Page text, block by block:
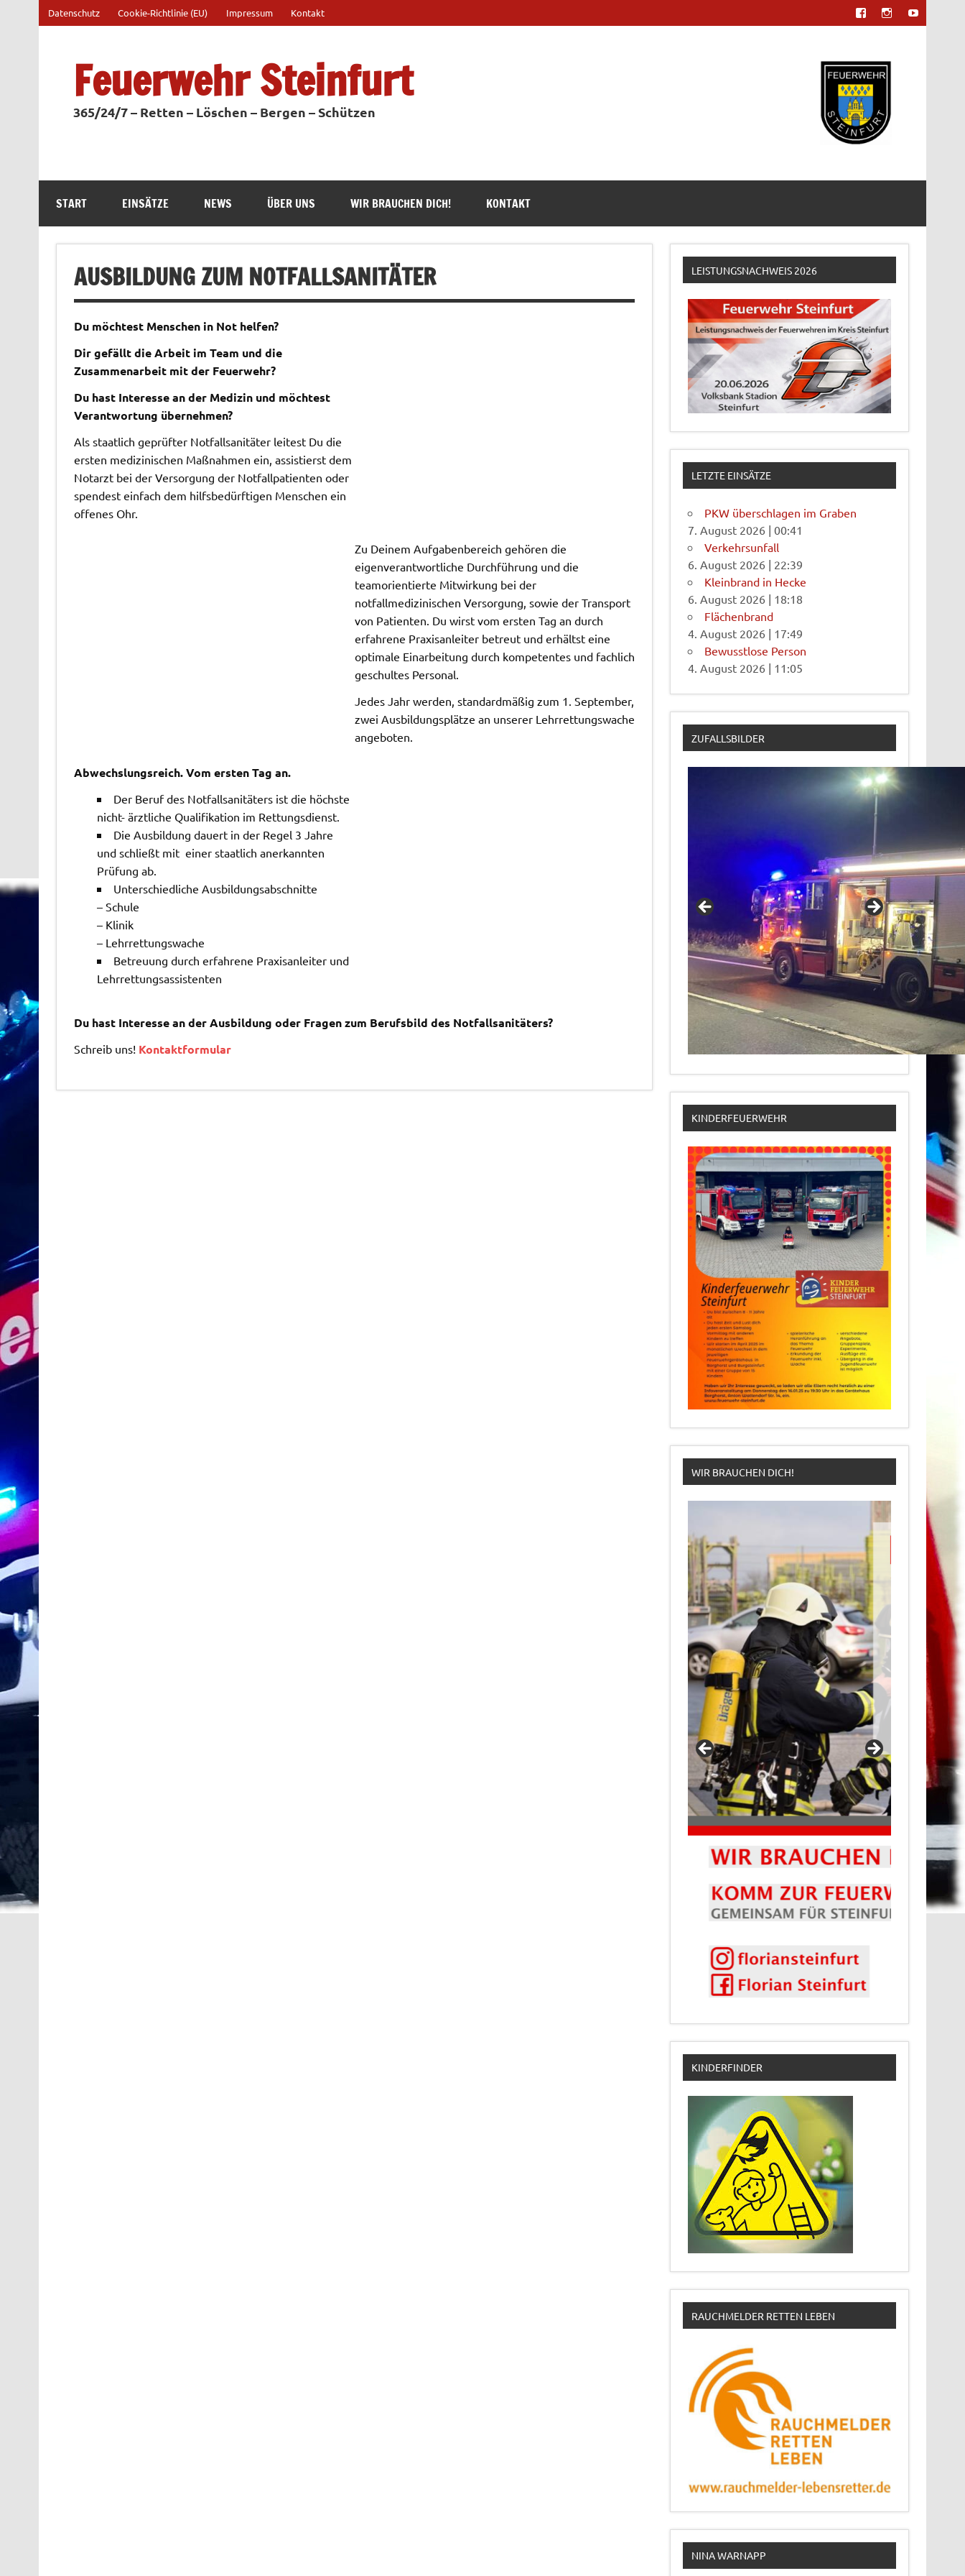
springen
Datenschutz Cookie-Richtlinie (EU) Impressum Kontakt
Feuerwehr Steinfurt
365/24/7 – Retten – Löschen – Bergen – Schützen
START EINSÄTZE NEWS ÜBER UNS WIR BRAUCHEN DICH! KONTAKT
AUSBILDUNG ZUM NOTFALLSANITÄTER
Du möchtest Menschen in Not helfen?
Dir gefällt die Arbeit im Team und die
Zusammenarbeit mit der Feuerwehr?
Du hast Interesse an der Medizin und möchtest
Verantwortung übernehmen?
Als staatlich geprüfter Notfallsanitäter leitest Du die
ersten medizinischen Maßnahmen ein, assistierst dem
Notarzt bei der Versorgung der Notfallpatienten oder
spendest einfach dem hilfsbedürftigen Menschen ein
offenes Ohr.
Zu Deinem Aufgabenbereich gehören die
eigenverantwortliche Durchführung und die
teamorientierte Mitwirkung bei der
notfallmedizinischen Versorgung, sowie der Transport
von Patienten. Du wirst vom ersten Tag an durch
erfahrene Praxisanleiter betreut und erhältst eine
optimale Einarbeitung durch kompetentes und fachlich
geschultes Personal.
Jedes Jahr werden, standardmäßig zum 1. September,
zwei Ausbildungsplätze an unserer Lehrrettungswache
angeboten.
Abwechslungsreich. Vom ersten Tag an.
Der Beruf des Notfallsanitäters ist die höchste
nicht- ärztliche Qualifikation im Rettungsdienst.
Die Ausbildung dauert in der Regel 3 Jahre
und schließt mit einer staatlich anerkannten
Prüfung ab.
Unterschiedliche Ausbildungsabschnitte
– Schule
– Klinik
– Lehrrettungswache
Betreuung durch erfahrene Praxisanleiter und
Lehrrettungsassistenten
Du hast Interesse an der Ausbildung oder Fragen zum Berufsbild des Notfallsanitäters?
Schreib uns! Kontaktformular
LEISTUNGSNACHWEIS 2026
LETZTE EINSÄTZE
PKW überschlagen im Graben
7. August 2026 |00:41
Verkehrsunfall
6. August 2026 | 22:39
Kleinbrand in Hecke
6. August 2026 | 18:18
Flächenbrand
4. August 2026 | 17:49
Bewusstlose Person
4. August 2026 | 11:05
ZUFALLSBILDER
KINDERFEUERWEHR
WIR BRAUCHEN DICH!
KINDERFINDER
RAUCHMELDER RETTEN LEBEN
NINA WARNAPP